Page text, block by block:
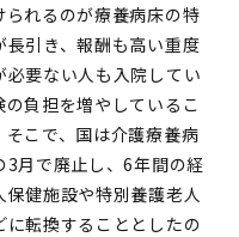
れるのが療養病床の特
引き、報酬も高い重度
要ない人も入院してい
負担を増やしているこ
こで、国は介護療養病
月で廃止し、6年間の経
健施設や特別養護老人
転換することとしたの